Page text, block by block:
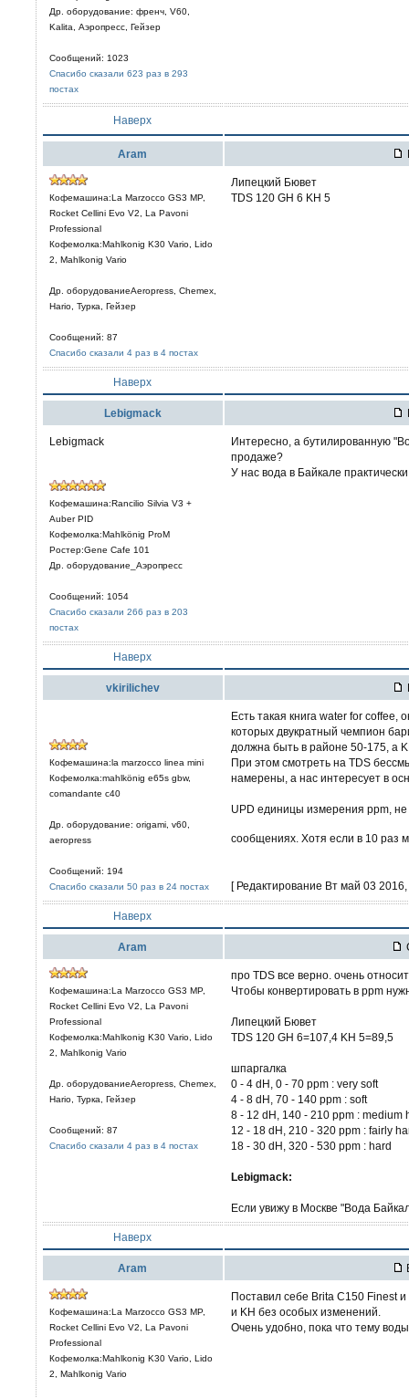
Др. оборудование: френч, V60,
Kalita, Аэропресс, Гейзер
Сообщений: 1023
Спасибо сказали 623 раз в 293
постах
Наверх
Aram
Кофемашина:La Marzocco GS3 MP,
Rocket Cellini Evo V2, La Pavoni
Professional
Кофемолка:Mahlkonig K30 Vario, Lido
2, Mahlkonig Vario
Др. оборудованиеAeropress, Chemex,
Hario, Турка, Гейзер
Сообщений: 87
Спасибо сказали 4 раз в 4 постах
Липецкий Бювет
TDS 120 GH 6 KH 5
Наверх
Lebigmack
Lebigmack
Кофемашина:Rancilio Silvia V3 +
Auber PID
Кофемолка:Mahlkönig ProM
Ростер:Gene Cafe 101
Др. оборудование_Аэропресс
Сообщений: 1054
Спасибо сказали 266 раз в 203
постах
Интересно, а бутилированную
продаже?
У нас вода в Байкале
Наверх
vkirilichev
Кофемашина:la marzocco linea mini
Кофемолка:mahlkönig e65s gbw,
comandante c40
Др. оборудование: origami, v60,
aeropress
Сообщений: 194
Спасибо сказали 50 раз в 24 постах
Есть такая книга water for coffee,
которых двукратный чемпион
должна быть в районе 50-175, а
При этом смотреть на TDS
намерены, а нас интересует в
UPD единицы измерения ppm,
сообщениях. Хотя если в 10 раз
[ Редактирование Вт май 03
Наверх
Aram
Кофемашина:La Marzocco GS3 MP,
Rocket Cellini Evo V2, La Pavoni
Professional
Кофемолка:Mahlkonig K30 Vario, Lido
2, Mahlkonig Vario
Др. оборудованиеAeropress, Chemex,
Hario, Турка, Гейзер
Сообщений: 87
Спасибо сказали 4 раз в 4 постах
про TDS все верно. очень
Чтобы конвертировать в ppm
Липецкий Бювет
TDS 120 GH 6=107,4 KH 5=89,5
шпаргалка
0 - 4 dH, 0 - 70 ppm : very soft
4 - 8 dH, 70 - 140 ppm : soft
8 - 12 dH, 140 - 210 ppm : medium
12 - 18 dH, 210 - 320 ppm : fairly
18 - 30 dH, 320 - 530 ppm : hard
Lebigmack:
Если увижу в Москве "Вода
Наверх
Aram
Кофемашина:La Marzocco GS3 MP,
Rocket Cellini Evo V2, La Pavoni
Professional
Кофемолка:Mahlkonig K30 Vario, Lido
2, Mahlkonig Vario
Поставил себе Brita C150 Finest
и KH без особых изменений.
Очень удобно, пока что тему